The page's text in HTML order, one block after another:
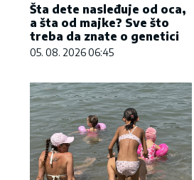
Šta dete nasleđuje od oca,
a šta od majke? Sve što
treba da znate o genetici
05. 08. 2026 06:45